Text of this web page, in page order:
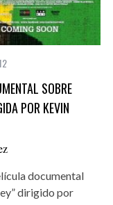
SOBRE
POR KEVIN
documental
dirigido por